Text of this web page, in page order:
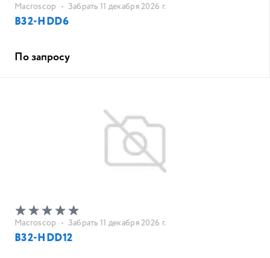
Macroscop • Забрать 11 декабря 2026 г.
B32-HDD6
По запросу
Macroscop • Забрать 11 декабря 2026 г.
B32-HDD12